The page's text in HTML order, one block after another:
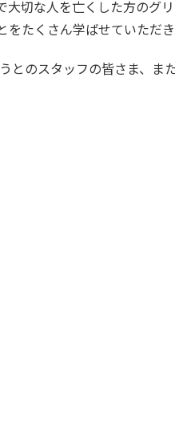
大切な人を亡くした方のグ
をたくさん学ばせていただき
とのスタッフの皆さま、ま